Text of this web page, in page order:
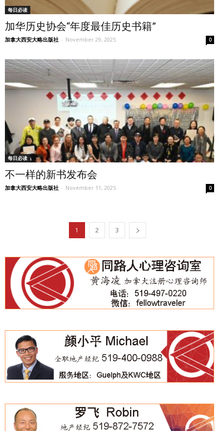
每日必读
加华历史协会“年度最佳历史书籍”
加拿大西安大略出版社 - November 29, 2025 0
每日必读
不一样的新书发布会
加拿大西安大略出版社 - November 11, 2025 0
1 2 3